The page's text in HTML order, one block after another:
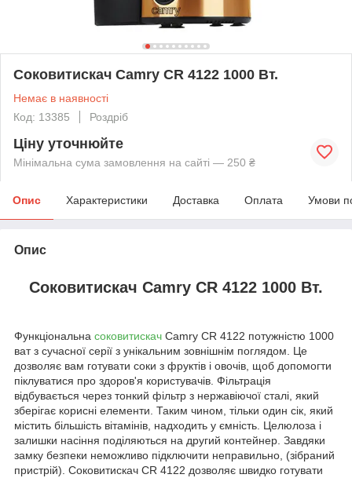
Соковитискач Camry CR 4122 1000 Вт.
Немає в наявності
Код: 13385
Роздріб
Ціну уточнюйте
Мінімальна сума замовлення на сайті — 250 ₴
Опис Характеристики Доставка Оплата Умови
Опис
Соковитискач Camry CR 4122 1000 Вт.
Функціональна соковитискач Camry CR 4122 потужністю 1000
ват з сучасної серії з унікальним зовнішнім поглядом. Це
дозволяє вам готувати соки з фруктів і овочів, щоб допомогти
піклуватися про здоров'я користувачів. Фільтрація
відбувається через тонкий фільтр з нержавіючої сталі, який
зберігає корисні елементи. Таким чином, тільки один сік, який
містить більшість вітамінів, надходить у ємність. Целюлоза і
залишки насіння поділяються на другий контейнер. Завдяки
замку безпеки неможливо підключити неправильно, (зібраний
пристрій). Соковитискач CR 4122 дозволяє швидко готувати